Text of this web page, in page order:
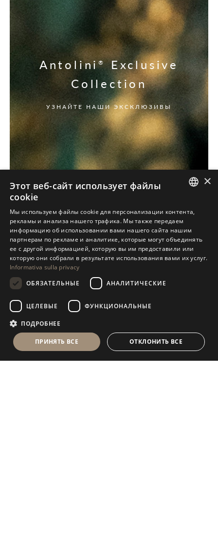
Antolini® Exclusive
Collection
УЗНАЙТЕ НАШИ ЭКСКЛЮЗИВЫ
ENGLISH
SPANISH
GERMAN
×
Этот веб-сайт использует файлы
cookie
Мы используем файлы cookie для персонализации контента,
рекламы и анализа нашего трафика. Мы также передаем
информацию об использовании вами нашего сайта нашим
партнерам по рекламе и аналитике, которые могут объединять
ее с другой информацией, которую вы им предоставили или
которую они собрали в результате использования вами их услуг.
Informativa sulla privacy
ОБЯЗАТЕЛЬНЫЕ
АНАЛИТИЧЕСКИЕ
ЦЕЛЕВЫЕ ФУНКЦИОНАЛЬНЫЕ
ПОДРОБНЕЕ
ПРИНЯТЬ ВСЕ ОТКЛОНИТЬ ВСЕ